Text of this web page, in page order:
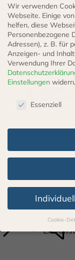
Wir verwenden
Webseite. Einige
helfen, diese
Personenbezogene
Adressen), z. B. für
Anzeigen- und
Verwendung Ihrer
Einstellungen
Essenziell
Cookie-